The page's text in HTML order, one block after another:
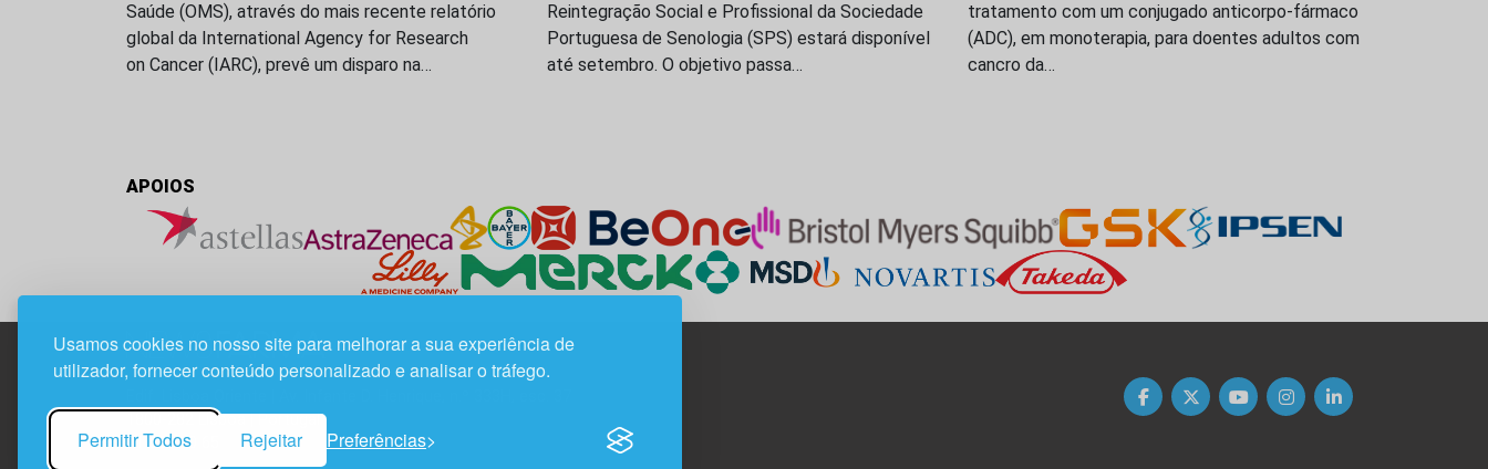
Usamos cookies no nosso site para melhorar a sua experiência de
utilizador, fornecer conteúdo personalizado e analisar o tráfego.
Permitir Todos Rejeitar Preferências
Saúde (OMS), através do mais recente relatório
global da International Agency for Research
on Cancer (IARC), prevê um disparo na…
Reintegração Social e Profissional da Sociedade
Portuguesa de Senologia (SPS) estará disponível
até setembro. O objetivo passa…
tratamento com um conjugado anticorpo-fármaco
(ADC), em monoterapia, para doentes adultos com
cancro da…
APOIOS
1800-282 Lisboa | Portugal
21 850 40 65